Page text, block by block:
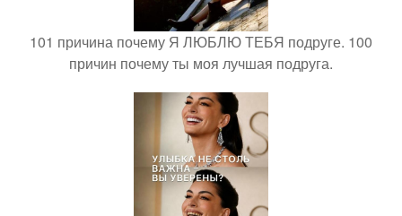
101 причина почему Я ЛЮБЛЮ ТЕБЯ подруге. 100
причин почему ты моя лучшая подруга.